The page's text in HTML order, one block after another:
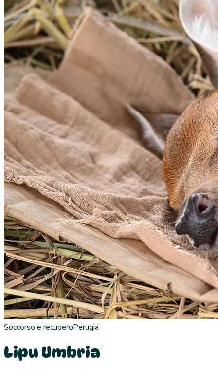
Soccorso e recuperoPerugia
Lipu Umbria